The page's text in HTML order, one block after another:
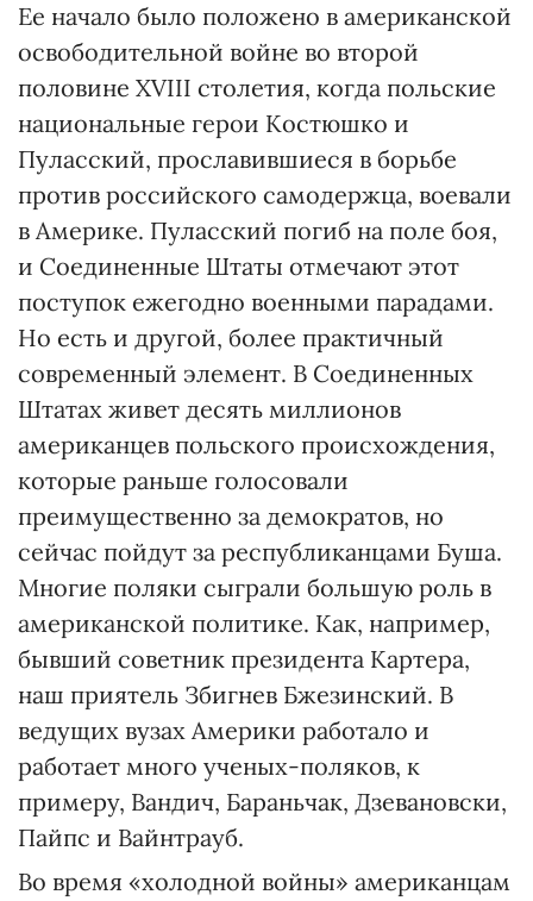
Ее начало было положено в американской
освободительной войне во второй
половине XVIII столетия, когда польские
национальные герои Костюшко и
Пуласский, прославившиеся в борьбе
против российского самодержца, воевали
в Америке. Пуласский погиб на поле боя,
и Соединенные Штаты отмечают этот
поступок ежегодно военными парадами.
Но есть и другой, более практичный
современный элемент. В Соединенных
Штатах живет десять миллионов
американцев польского происхождения,
которые раньше голосовали
преимущественно за демократов, но
сейчас пойдут за республиканцами Буша.
Многие поляки сыграли большую роль в
американской политике. Как, например,
бывший советник президента Картера,
наш приятель Збигнев Бжезинский. В
ведущих вузах Америки работало и
работает много ученых-поляков, к
примеру, Вандич, Бараньчак, Дзевановски,
Пайпс и Вайнтрауб.
Во время «холодной войны» американцам